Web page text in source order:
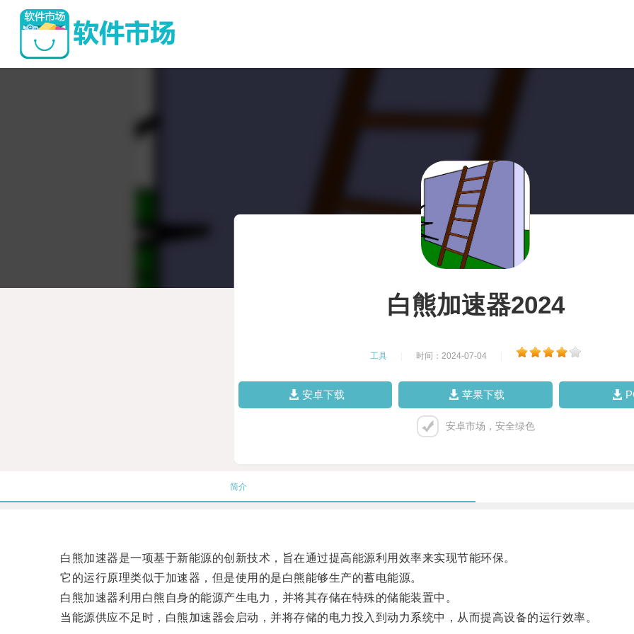
白熊加速器2024
工具 时间：2024-07-04
安卓下载 苹果下载
安卓市场，安全绿色
简介
白熊加速器是一项基于新能源的创新技术，旨在通过提高能源利用效率来实现节能环保。
它的运行原理类似于加速器，但是使用的是白熊能够生产的蓄电能源。
白熊加速器利用白熊自身的能源产生电力，并将其存储在特殊的储能装置中。
当能源供应不足时，白熊加速器会启动，并将存储的电力投入到动力系统中，从而提高设备的运行效率。